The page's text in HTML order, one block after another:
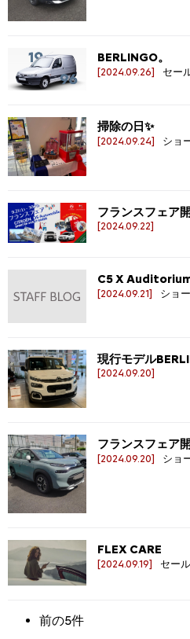
BERLINGO。
[2024.09.26] セー
掃除の日✨
[2024.09.24] ショ
フランスフェア
[2024.09.22]
C5 X
[2024.09.21] ショ
現行モデル
[2024.09.20]
フランスフェア
[2024.09.20] ショ
FLEX CARE
[2024.09.19] セー
前の5件